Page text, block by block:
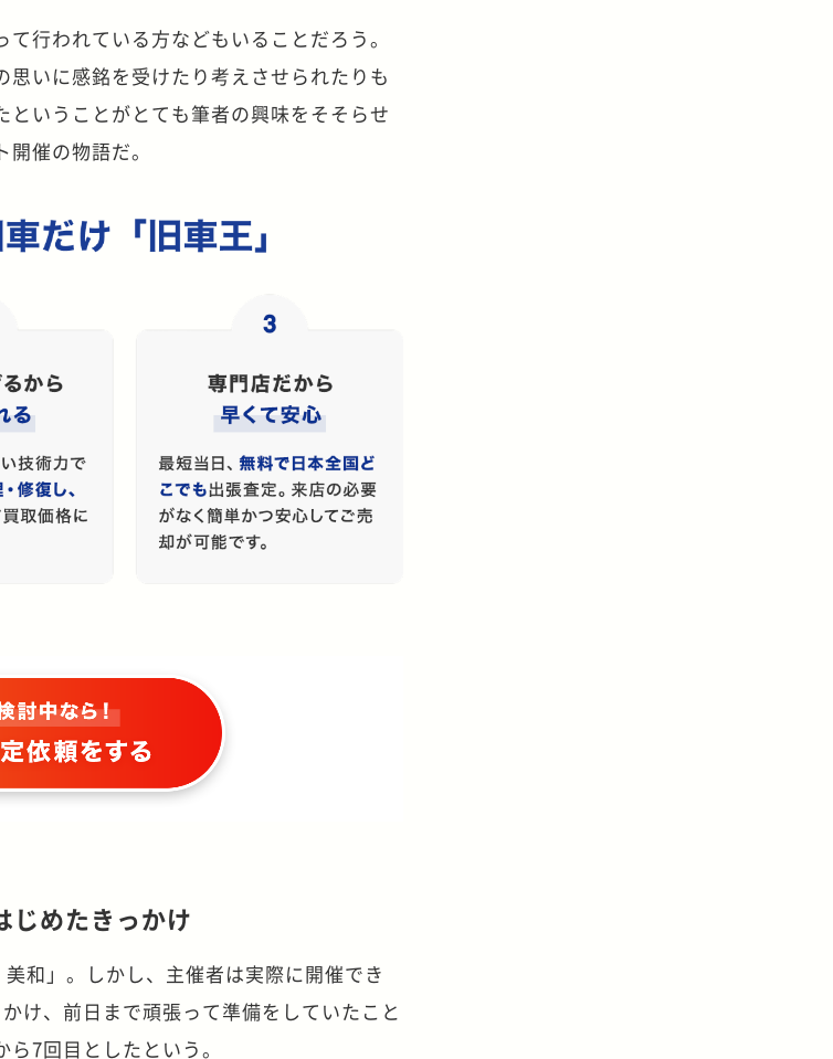
行われている方などもいることだろう。
いに感銘を受けたり考えさせられたりも
いうことがとても筆者の興味をそそらせ
催の物語だ。
めたきっかけ
和」。しかし、主催者は実際に開催でき
け、前日まで頑張って準備をしていたこと
7回目としたという。